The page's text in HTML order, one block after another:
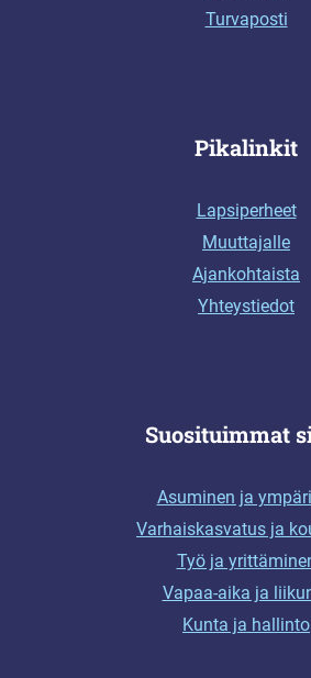
Turvaposti
Pikalinkit
Lapsiperheet
Muuttajalle
Ajankohtaista
Yhteystiedot
Suosituimmat
Asuminen ja
Varhaiskasvatus ja
Työ ja
Vapaa-aika ja
Kunta ja hallinto